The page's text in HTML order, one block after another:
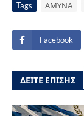
Tags ΑΜΥΝΑ
Facebook
ΔΕΙΤΕ ΕΠΙΣΗΣ